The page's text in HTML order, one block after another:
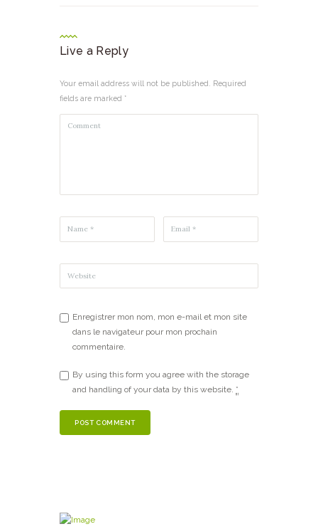
Live a Reply
Your email address will not be published. Required
fields are marked *
Enregistrer mon nom, mon e-mail et mon site
dans le navigateur pour mon prochain
commentaire.
By using this form you agree with the storage
and handling of your data by this website. *